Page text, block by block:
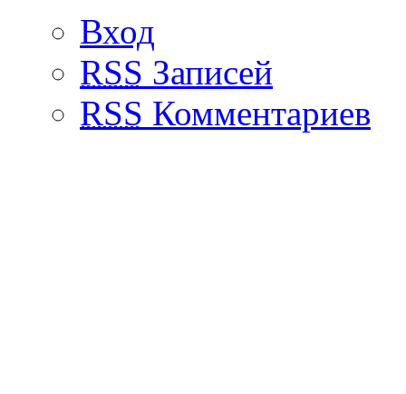
Вход
RSS Записей
RSS Комментариев